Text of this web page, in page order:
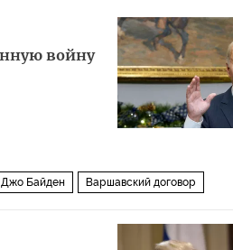
войну
Джо Байден Варшавский договор